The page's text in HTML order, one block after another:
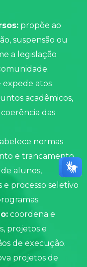
propõe ao
suspensão ou
a legislação
expede atos
acadêmicos,
das
normas
e trancamento
alunos,
processo seletivo
coordena e
projetos e
de execução.
projetos de